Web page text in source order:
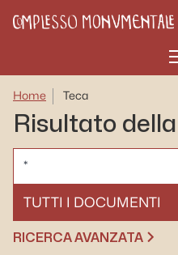
Home Teca
Risultato
SELEZIONA UN DOCUMENTO
RICERCA AVANZATA